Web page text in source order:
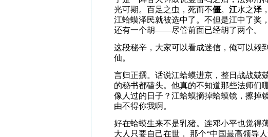
光可期。百足之虫，死而不僵。 江水之泽，
江蛤蟆泽民就被选中了。不但是江中了奖
还有一个胡——尽管前面已经胡了两个。
这段秘辛，大家可以看成迷信，俺可以赖
仙。
言归正撰。话说江蛤蟆进京，整日战战兢
的秘书都磕头。他真的不知道那些法师们
像人过的日子？江蛤蟆摘掉蛤蟆镜，擦掉
由不得你我啊。
好在蛤蟆生来不是乳猪。连邓小平也觉得
大人只要自己在世，
那个“中国最高领导